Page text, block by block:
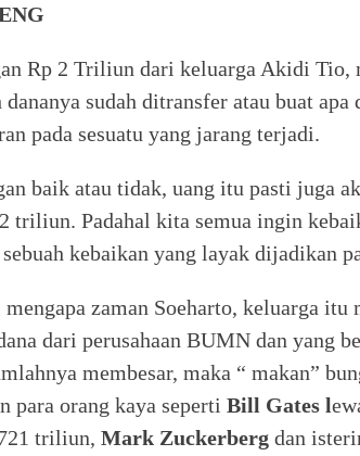
Rp 2 Triliun dari keluarga Akidi Tio,
dananya sudah ditransfer atau buat
pada sesuatu yang jarang terjadi.
baik atau tidak, uang itu pasti juga
triliun. Padahal kita semua ingin
kebaikan yang layak dijadikan
zaman Soeharto, keluarga itu
dari perusahaan BUMN dan yang
membesar, maka “ makan”
para orang kaya seperti Bill Gates l
triliun, Mark Zuckerberg dan